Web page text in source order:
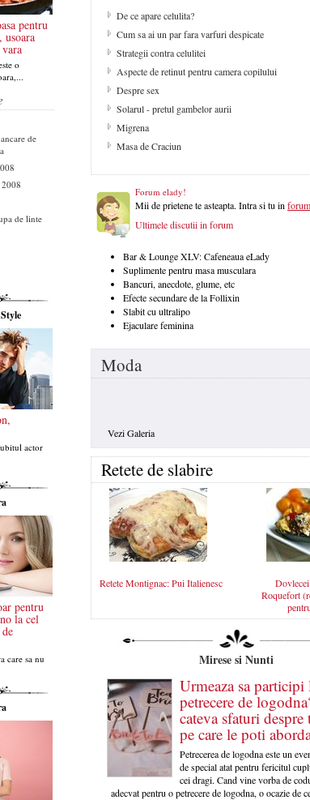
pentru
usoara
o
de
de linte
actor
pentru
la cel
care sa nu
De ce apare celulita?
Cum sa ai un par fara varfuri despicate
Strategii contra celulitei
Aspecte de retinut pentru camera copilului
Despre sex
Solarul - pretul gambelor aurii
Migrena
Masa de Craciun
Forum elady!
Mii de prietene te asteapta. Intra si tu inforum
Ultimele discutii in forum
Bar & Lounge XLV: Cafeneaua eLady
Suplimente pentru masa musculara
Bancuri, anecdote, glume, etc
Efecte secundare de la Follixin
Slabit cu ultralipo
Ejaculare feminina
Moda
Vezi Galeria
Retete de slabire
Retete Montignac: Pui Italienesc
Roquefort
Mirese si Nunti
Urmeaza sa participi
petrecere de
cateva sfaturi despre
pe care le poti
Petrecerea de logodna este un
de special atat pentru fericitul
cei dragi. Cand vine vorba de
adecvat pentru o petrecere de logodna, o ocazie de